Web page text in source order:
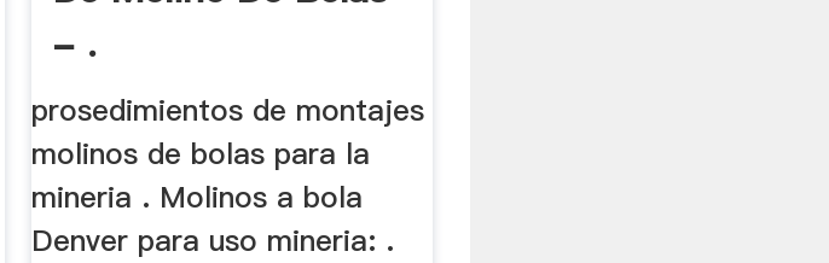
- .
prosedimientos de montajes
molinos de bolas para la
mineria . Molinos a bola
Denver para uso mineria: .